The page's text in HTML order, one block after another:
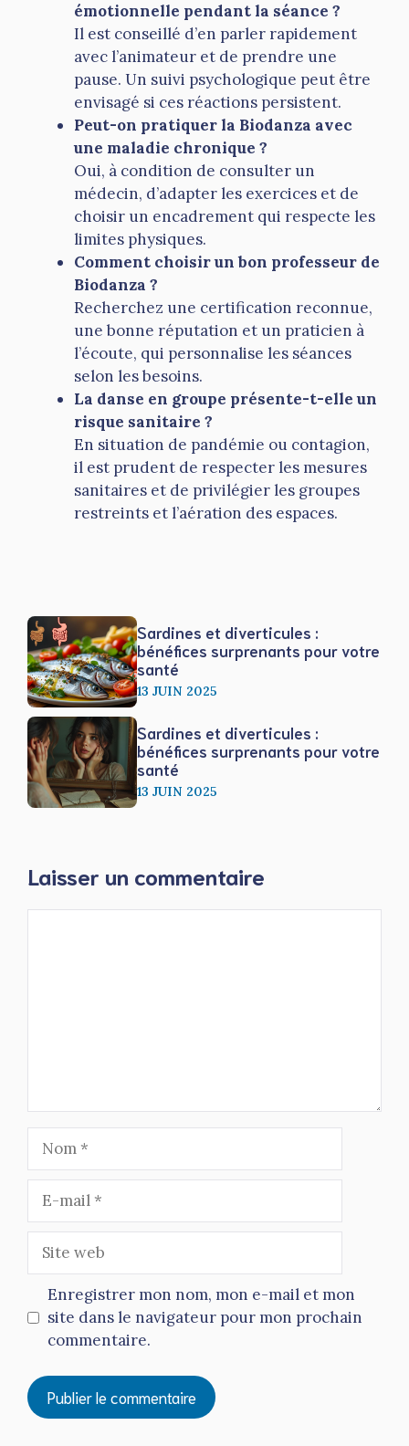
émotionnelle pendant la séance ?
Il est conseillé d’en parler rapidement
avec l’animateur et de prendre une
pause. Un suivi psychologique peut être
envisagé si ces réactions persistent.
Peut-on pratiquer la Biodanza avec
une maladie chronique ?
Oui, à condition de consulter un
médecin, d’adapter les exercices et de
choisir un encadrement qui respecte les
limites physiques.
Comment choisir un bon professeur de
Biodanza ?
Recherchez une certification reconnue,
une bonne réputation et un praticien à
l’écoute, qui personnalise les séances
selon les besoins.
La danse en groupe présente-t-elle un
risque sanitaire ?
En situation de pandémie ou contagion,
il est prudent de respecter les mesures
sanitaires et de privilégier les groupes
restreints et l’aération des espaces.
Sardines et diverticules :
bénéfices surprenants pour votre
santé
13 JUIN 2025
Sardines et diverticules :
bénéfices surprenants pour votre
santé
13 JUIN 2025
Laisser un commentaire
mail
web
Enregistrer mon nom, mon e-mail et mon
site dans le navigateur pour mon prochain
commentaire.